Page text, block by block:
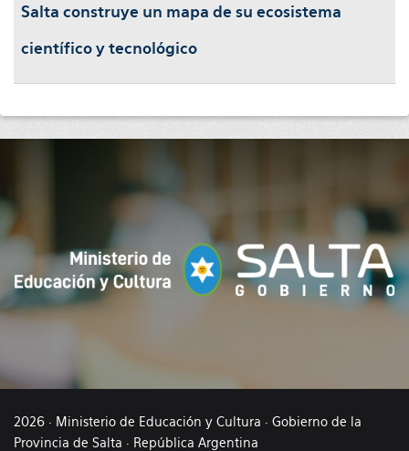
Salta construye un mapa de su ecosistema
científico y tecnológico
2026 · Ministerio de Educación y Cultura · Gobierno de la
Provincia de Salta · República Argentina